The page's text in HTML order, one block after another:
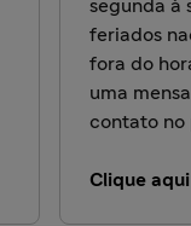
segunda à
feriados
fora do
uma
contato no
Clique aqui